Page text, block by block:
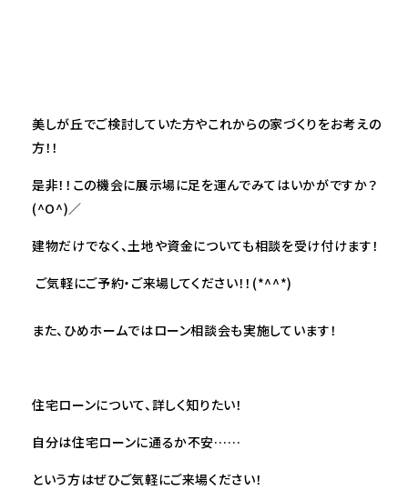
美しが丘でご検討していた方やこれからの家づくりをお考えの
方！！
是非！！この機会に展示場に足を運んでみてはいかがですか？
(^O^)／
建物だけでなく、土地や資金についても相談を受け付けます！
ご気軽にご予約・ご来場してください！！(*^^*)
また、ひめホームではローン相談会も実施しています！
住宅ローンについて、詳しく知りたい！
自分は住宅ローンに通るか不安……
という方はぜひご気軽にご来場ください！